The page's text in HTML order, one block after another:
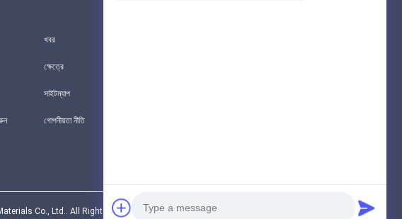
D75um সিন্টারড ধাতু ফাইবার
খবর
ক্ষেত্রে
সাইটম্যাপ
গোপনীয়তা নীতি
Materials Co., Ltd.. All Rights Reserved.